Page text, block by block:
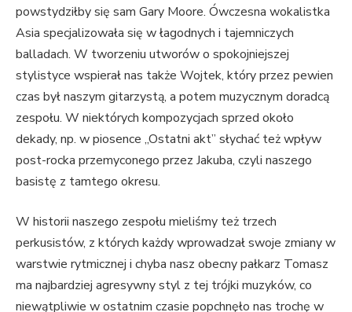
powstydziłby się sam Gary Moore. Ówczesna wokalistka
Asia specjalizowała się w łagodnych i tajemniczych
balladach. W tworzeniu utworów o spokojniejszej
stylistyce wspierał nas także Wojtek, który przez pewien
czas był naszym gitarzystą, a potem muzycznym doradcą
zespołu. W niektórych kompozycjach sprzed około
dekady, np. w piosence „Ostatni akt” słychać też wpływ
post-rocka przemyconego przez Jakuba, czyli naszego
basistę z tamtego okresu.
W historii naszego zespołu mieliśmy też trzech
perkusistów, z których każdy wprowadzał swoje zmiany w
warstwie rytmicznej i chyba nasz obecny pałkarz Tomasz
ma najbardziej agresywny styl z tej trójki muzyków, co
niewątpliwie w ostatnim czasie popchnęło nas trochę w